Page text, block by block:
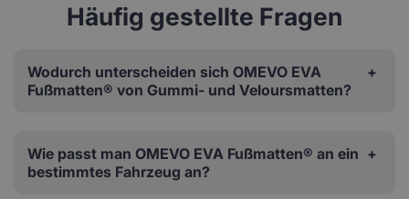
Häufig gestellte Fragen
Wodurch unterscheiden sich OMEVO EVA
Fußmatten® von Gummi- und Veloursmatten?
Wie passt man OMEVO EVA Fußmatten® an ein
bestimmtes Fahrzeug an?